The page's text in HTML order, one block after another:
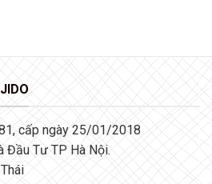
cấp ngày 25/01/2018
Đầu Tư TP Hà Nội.